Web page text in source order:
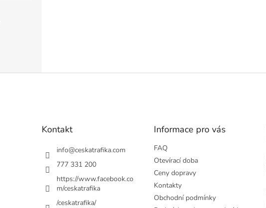
Kontakt
info@ceskatrafika.com
777 331 200
https://www.facebook.co
m/ceskatrafika
/ceskatrafika/
Informace pro vás
FAQ
Otevírací doba
Ceny dopravy
Kontakty
Obchodní podmínky